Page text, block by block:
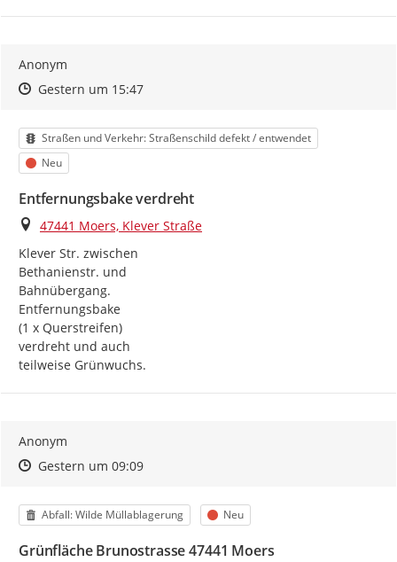
Anonym
Zeitpunkt des Erstellens
Zeitpunkt des Erstellens
Gestern um 15:47Zur Äußerung
Kategorie
Straßen und Verkehr: Straßenschild defekt / entwendet
Status
Neu
Entfernungsbake verdreht
Ort
47441 Moers, Klever Straße
Klever Str. zwischen
Bethanienstr. und
Bahnübergang.
Entfernungsbake
(1 x Querstreifen)
verdreht und auch
teilweise Grünwuchs.
Anonym
Zeitpunkt des Erstellens
Zeitpunkt des Erstellens
Gestern um 09:09Zur Äußerung
Kategorie
Abfall: Wilde Müllablagerung Status
Neu
Grünfläche Brunostrasse 47441 Moers